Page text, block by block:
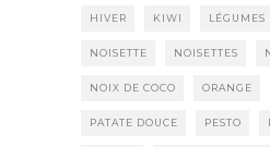
HIVER KIWI LÉGUMES
NOISETTE NOISETTES
NOIX DE COCO ORANGE
PATATE DOUCE PESTO